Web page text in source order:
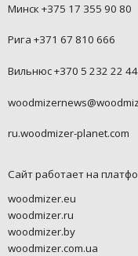
Минск +375 17 355 90 80
Рига +371 67 810 666
Вильнюс +370 5 232 22 44
ru.woodmizer-planet.com
Сайт работает на
woodmizer.eu
woodmizer.ru
woodmizer.by
woodmizer.com.ua